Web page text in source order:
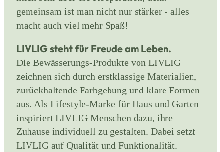
gemeinsam ist man nicht nur stärker - alles
macht auch viel mehr Spaß!
LIVLIG steht für Freude am Leben.
Die Bewässerungs-Produkte von LIVLIG
zeichnen sich durch erstklassige Materialien,
zurückhaltende Farbgebung und klare Formen
aus. Als Lifestyle-Marke für Haus und Garten
inspiriert LIVLIG Menschen dazu, ihre
Zuhause individuell zu gestalten. Dabei setzt
LIVLIG auf Qualität und Funktionalität.